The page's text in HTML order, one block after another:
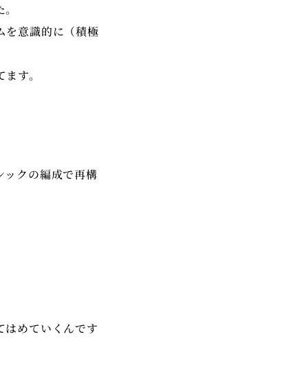
を意識的に（積極
す。
ックの編成で再構
はめていくんです